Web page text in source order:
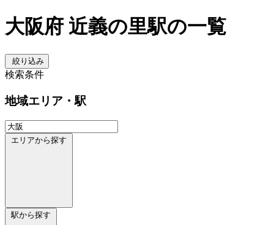
大阪府 近義の里駅の一覧
絞り込み
検索条件
地域エリア・駅
エリアから探す
駅から探す